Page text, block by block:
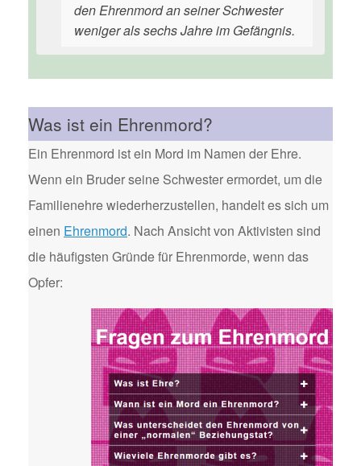
den Ehrenmord an seiner Schwester
weniger als sechs Jahre im Gefängnis.
Was ist ein Ehrenmord?
Ein Ehrenmord ist ein Mord im Namen der Ehre.
Wenn ein Bruder seine Schwester ermordet, um die
Familienehre wiederherzustellen, handelt es sich um
einen Ehrenmord. Nach Ansicht von Aktivisten sind
die häufigsten Gründe für Ehrenmorde, wenn das
Opfer: